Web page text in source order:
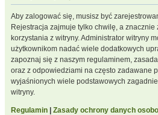
Aby zalogować się, musisz być
Rejestracja zajmuje tylko chwilę, a znacznie
korzystania z witryny. Administrator witryny
użytkownikom nadać wiele dodatkowych
zapoznaj się z naszym regulaminem,
oraz z odpowiedziami na często zadawane
wyjaśnionych wiele podstawowych
witryny.
Regulamin Zasady ochrony danych